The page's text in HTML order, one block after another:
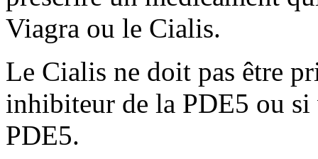
Viagra ou le Cialis.
Le Cialis ne doit pas être
inhibiteur de la PDE5 ou
PDE5.